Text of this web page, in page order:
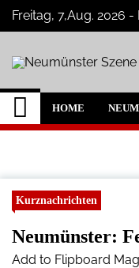
SkipFreitag, 7,Aug. 2026
Neuigkeiten
HOME
Kurznachrichten
Neumünster:
Add to Flipboard